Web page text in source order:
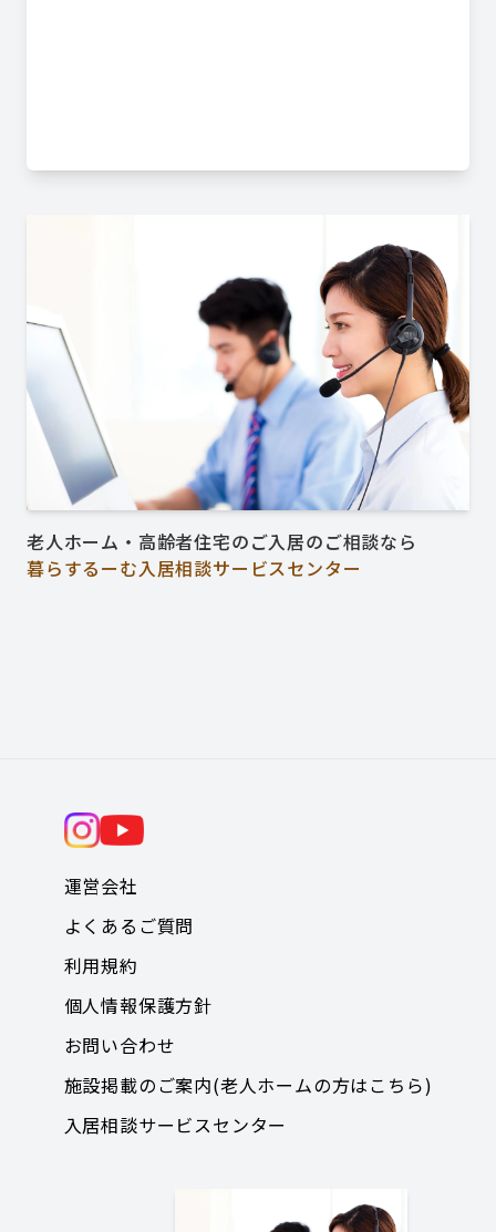
老人ホーム・高齢者住宅のご入居のご相談なら
暮らするーむ入居相談サービスセンター
運営会社
よくあるご質問
利用規約
個人情報保護方針
お問い合わせ
施設掲載のご案内(老人ホームの方はこちら)
入居相談サービスセンター